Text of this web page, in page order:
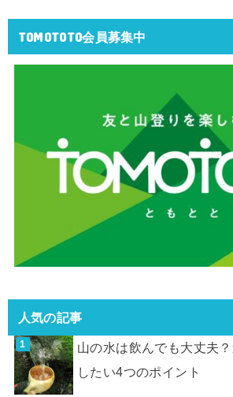
TOMOTOTO会員募集中
人気の記事
山の水は飲んでも大丈夫
したい4つのポイント